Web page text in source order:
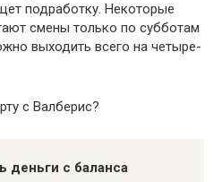
подработку. Некоторые
смены только по субботам
выходить всего на четыре-
с Валберис?
деньги с баланса